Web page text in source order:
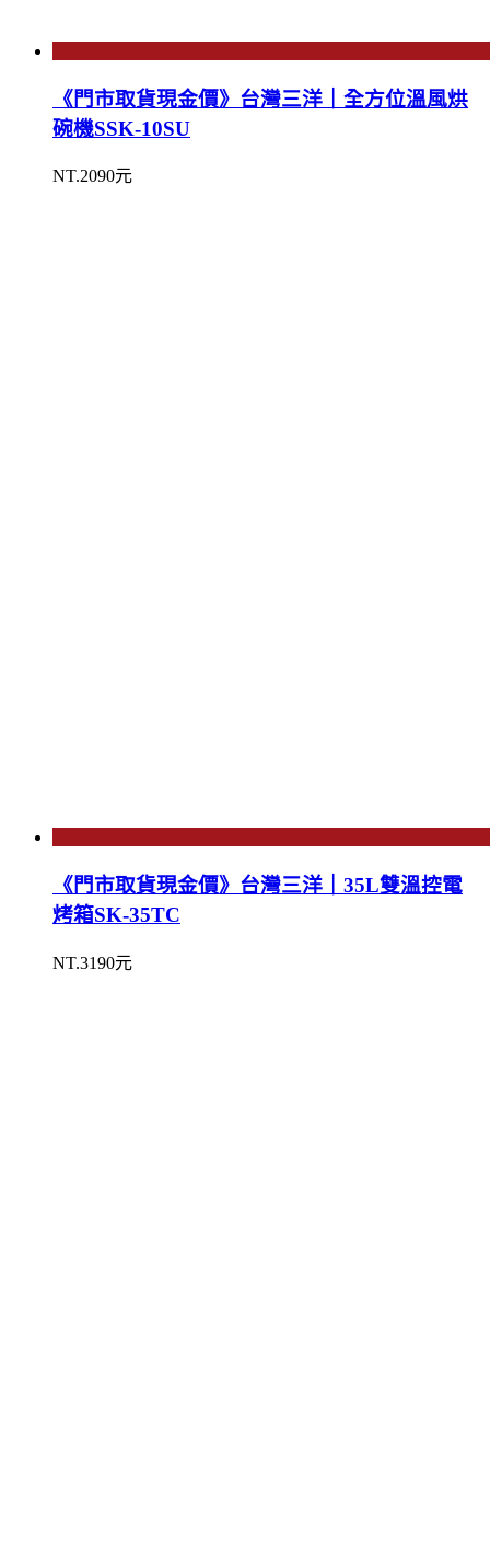
《門市取貨現金價》台灣三洋｜全方位溫風烘
碗機SSK-10SU
NT.2090元
《門市取貨現金價》台灣三洋｜35L雙溫控電
烤箱SK-35TC
NT.3190元